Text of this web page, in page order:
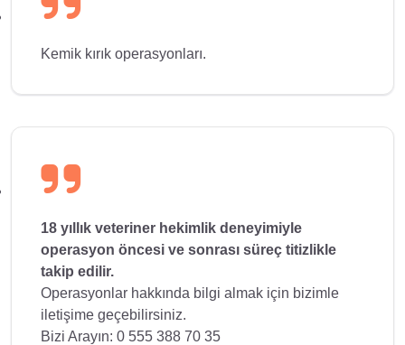
Kemik kırık operasyonları.
18 yıllık veteriner hekimlik deneyimiyle
operasyon öncesi ve sonrası süreç titizlikle
takip edilir.
Operasyonlar hakkında bilgi almak için bizimle
iletişime geçebilirsiniz.
Bizi Arayın: 0 555 388 70 35